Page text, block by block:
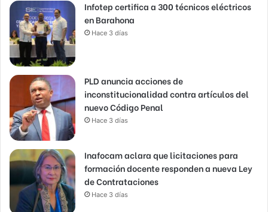
Infotep certifica a 300 técnicos eléctricos
en Barahona
Hace 3 días
PLD anuncia acciones de
inconstitucionalidad contra artículos del
nuevo Código Penal
Hace 3 días
Inafocam aclara que licitaciones para
formación docente responden a nueva Ley
de Contrataciones
Hace 3 días